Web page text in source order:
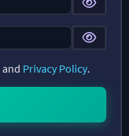
and Privacy Policy.